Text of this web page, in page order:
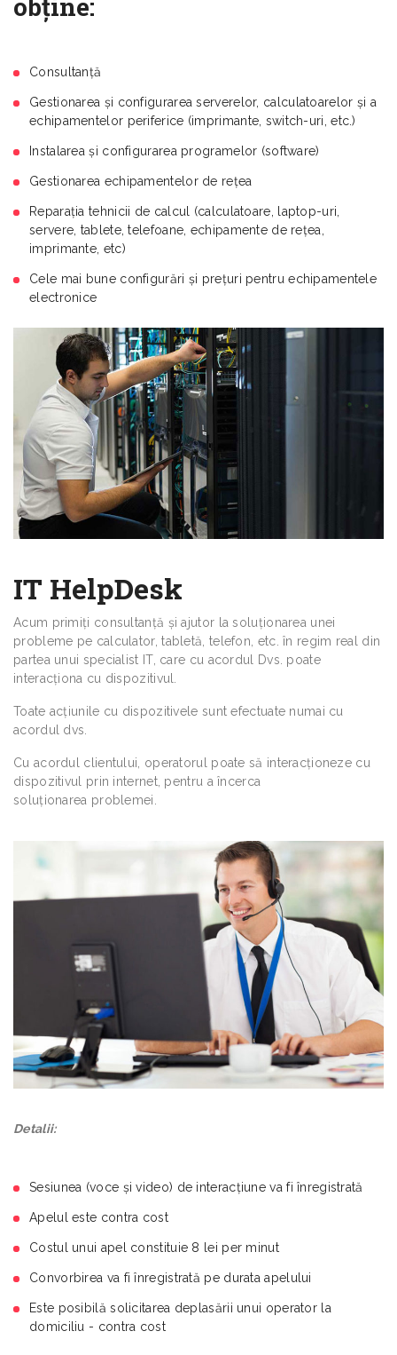
obţine:
Consultanță
Gestionarea şi configurarea serverelor, calculatoarelor și a
echipamentelor periferice (imprimante, switch-uri, etc.)
Instalarea și configurarea programelor (software)
Gestionarea echipamentelor de reţea
Reparația tehnicii de calcul (calculatoare, laptop-uri,
servere, tablete, telefoane, echipamente de rețea,
imprimante, etc)
Cele mai bune configurări şi preţuri pentru echipamentele
electronice
IT HelpDesk
Acum primiţi consultanță și ajutor la soluționarea unei
probleme pe calculator, tabletă, telefon, etc. în regim real din
partea unui specialist IT, care cu acordul Dvs. poate
interacționa cu dispozitivul.
Toate acțiunile cu dispozitivele sunt efectuate numai cu
acordul dvs.
Cu acordul clientului, operatorul poate să interacționeze cu
dispozitivul prin internet, pentru a încerca
soluționarea problemei.
Detalii:
Sesiunea (voce şi video) de interacțiune va fi înregistrată
Apelul este contra cost
Costul unui apel constituie 8 lei per minut
Convorbirea va fi înregistrată pe durata apelului
Este posibilă solicitarea deplasării unui operator la
domiciliu - contra cost